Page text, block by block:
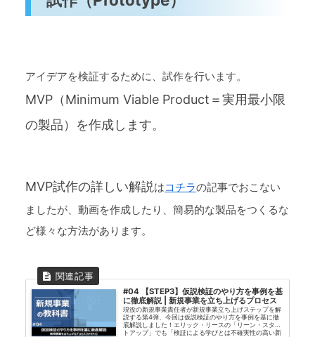
アイデアを検証するために、試作を行います。
MVP（Minimum Viable Product＝実用最小限
の製品）を作成します。
MVP試作の詳しい解説はコチラの記事でおこない
ましたが、動画を作成したり、簡易的な製品をつくるな
ど様々な方法があります。
#04 【STEP3】仮説検証のやり方を事例を基
に徹底解説 | 新規事業を立ち上げるプロセス
現役の新規事業責任者が新規事業立ち上げステップを解
説する第4弾、今回は仮説検証のやり方を事例を基に徹
底解説しました！エリック・リースの「リーン・スター
トアップ」でも「検証による学びとは不確実性の高い新